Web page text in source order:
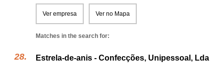
Ver empresa Ver no Mapa
Matches in the search for:
Estrela-de-anis - Confecções, Unipessoal, Lda